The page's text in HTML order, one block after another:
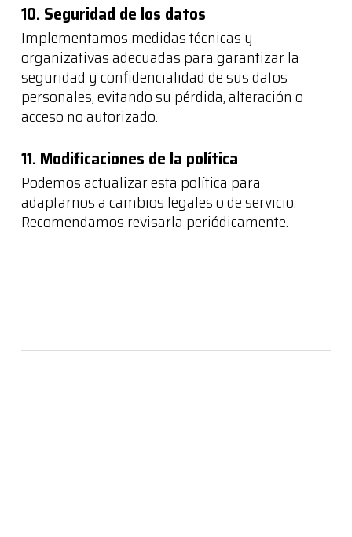
10. Seguridad de los datos
Implementamos medidas técnicas y
organizativas adecuadas para garantizar la
seguridad y confidencialidad de sus datos
personales, evitando su pérdida, alteración o
acceso no autorizado.
11. Modificaciones de la política
Podemos actualizar esta política para
adaptarnos a cambios legales o de servicio.
Recomendamos revisarla periódicamente.